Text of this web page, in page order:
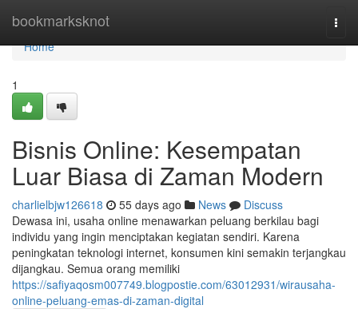
bookmarksknot
Home
Home
1
Bisnis Online: Kesempatan
Luar Biasa di Zaman Modern
charlielbjw126618 55 days ago News
Discuss
Dewasa ini, usaha online menawarkan peluang berkilau bagi
individu yang ingin menciptakan kegiatan sendiri. Karena
peningkatan teknologi internet, konsumen kini semakin terjangkau
dijangkau. Semua orang memiliki
https://safiyaqosm007749.blogpostie.com/63012931/wirausaha-
online-peluang-emas-di-zaman-digital